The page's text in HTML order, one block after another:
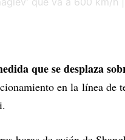
que se desplaza
en la línea de